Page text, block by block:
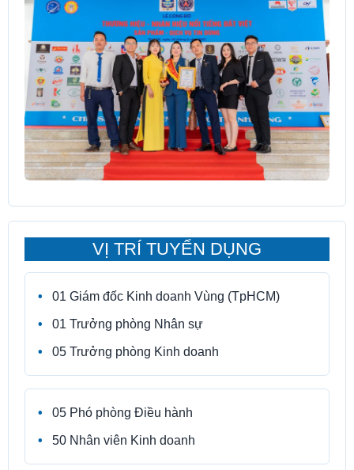
VỊ TRÍ TUYỂN DỤNG
01 Giám đốc Kinh doanh Vùng (TpHCM)
01 Trưởng phòng Nhân sự
05 Trưởng phòng Kinh doanh
05 Phó phòng Điều hành
50 Nhân viên Kinh doanh